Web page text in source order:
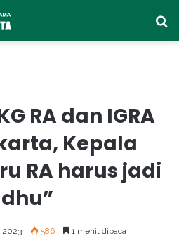
RA dan IGRA
Kepala
RA harus jadi
2023 586 1 menit dibaca